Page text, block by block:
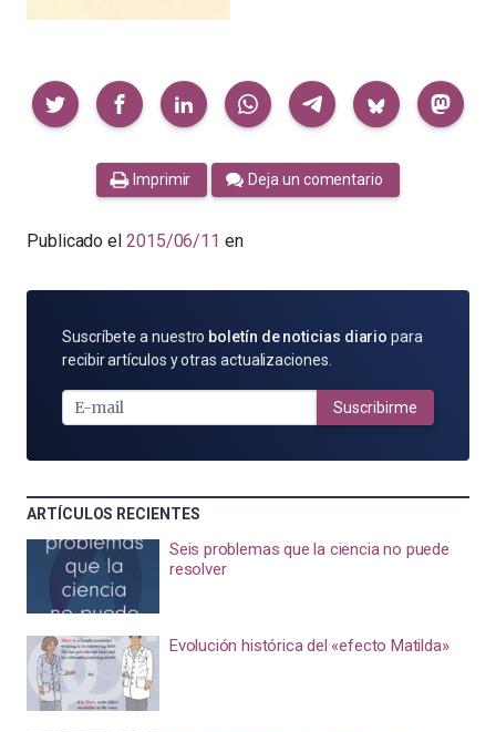
Compartir
Imprimir Deja un comentario
Publicado el 2015/06/11 en
SUSCRÍBETE
POR
MAIL
Suscríbete a nuestro boletín de noticias diario para
recibir artículos y otras actualizaciones.
Suscribirme
ARTÍCULOS RECIENTES
Seis problemas que la ciencia no puede
resolver
Evolución histórica del «efecto Matilda»